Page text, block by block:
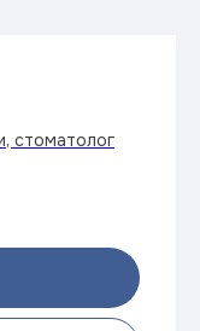
стоматолог